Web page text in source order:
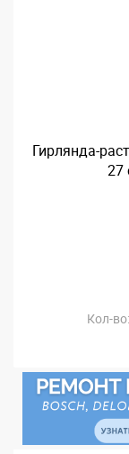
Гирлянда-
27
Кол-во: